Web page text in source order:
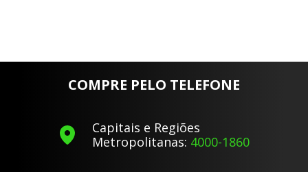
COMPRE PELO TELEFONE
Capitais e Regiões
Metropolitanas: 4000-1860